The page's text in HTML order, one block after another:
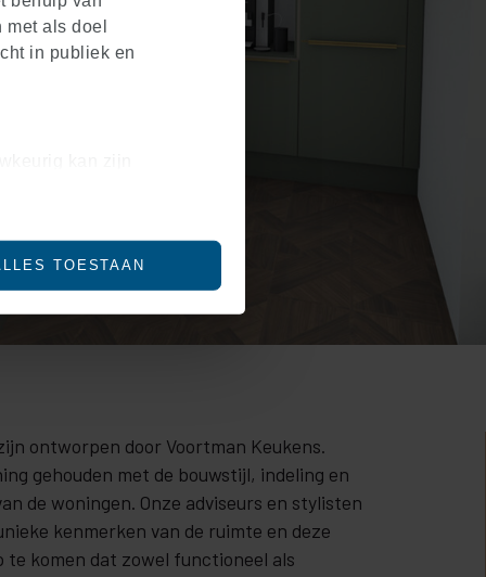
als doel
in publiek en
media te bieden en
met andere
TOESTAAN
ontworpen door Voortman Keukens.
gehouden met de bouwstijl, indeling en
de woningen. Onze adviseurs en stylisten
kenmerken van de ruimte en deze
komen dat zowel functioneel als